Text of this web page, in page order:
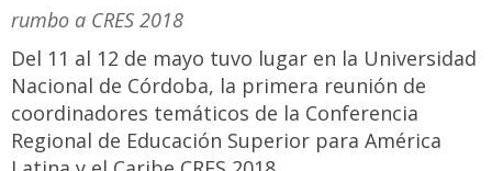
rumbo a CRES 2018
Del 11 al 12 de mayo tuvo lugar en la Universidad
Nacional de Córdoba, la primera reunión de
coordinadores temáticos de la Conferencia
Regional de Educación Superior para América